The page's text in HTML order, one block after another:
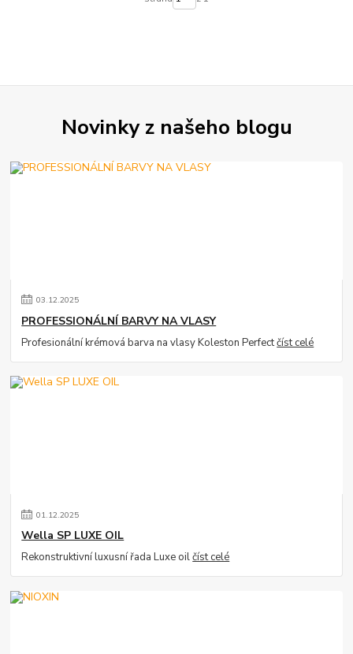
Novinky z našeho blogu
03.12.2025
PROFESSIONÁLNÍ BARVY NA VLASY
Profesionální krémová barva na vlasy Koleston Perfectčíst celé
01.12.2025
Wella SP LUXE OIL
Rekonstruktivní luxusní řada Luxe oilčíst celé